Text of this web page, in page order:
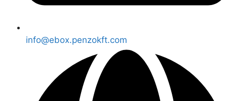
info@ebox.penzokft.com